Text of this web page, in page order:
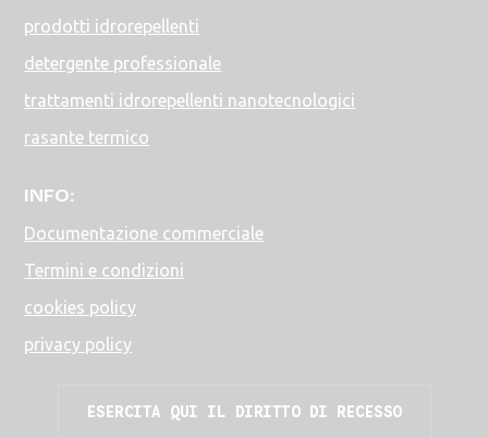
prodotti idrorepellenti
detergente professionale
trattamenti idrorepellenti nanotecnologici
rasante termico
INFO:
Documentazione commerciale
Termini e condizioni
cookies policy
privacy policy
ESERCITA QUI IL DIRITTO DI RECESSO